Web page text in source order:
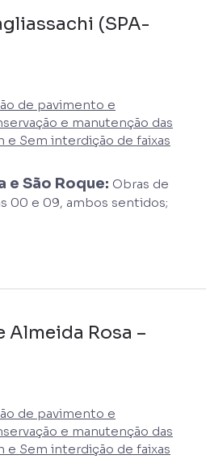
(SPA-
de pavimento e
e manutenção das
e Sem interdição de faixas
e São Roque: Obras de
00 e 09, ambos sentidos;
Almeida Rosa –
de pavimento e
e manutenção das
e Sem interdição de faixas